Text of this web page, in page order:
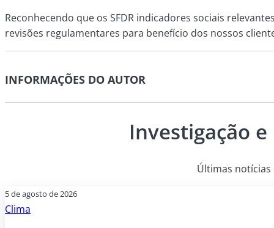
Reconhecendo que os SFDR indicadores sociais
revisões regulamentares para benefício dos nossos
INFORMAÇÕES DO AUTOR
Investigação
Últimas
5 de agosto de 2026
Clima